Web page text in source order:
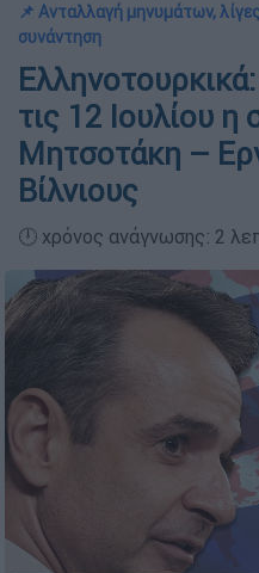
📌 Ανταλλαγή μηνυμάτων,
συνάντηση
τις 12 Ιουλίου η
Μητσοτάκη –
Βίλνιους
🕛 χρόνος ανάγνωσης: 2